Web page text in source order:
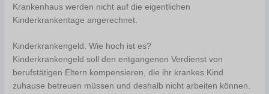
Krankenhaus werden nicht auf die eigentlichen
Kinderkrankentage angerechnet.
Kinderkrankengeld: Wie hoch ist es?
Kinderkrankengeld soll den entgangenen Verdienst von
berufstätigen Eltern kompensieren, die ihr krankes Kind
zuhause betreuen müssen und deshalb nicht arbeiten können.